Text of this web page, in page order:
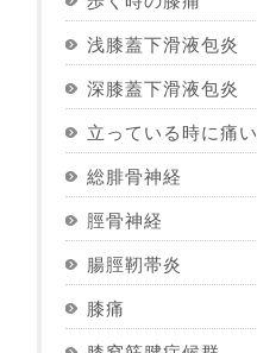
浅膝蓋下滑液包炎
深膝蓋下滑液包炎
立っている時に痛い
総腓骨神経
脛骨神経
腸脛靭帯炎
膝痛